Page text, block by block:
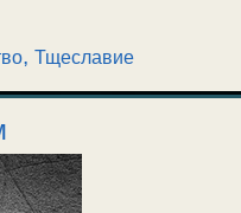
,Тщеславие